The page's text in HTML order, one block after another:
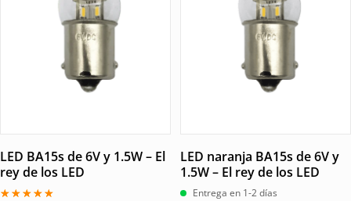
LED BA15s de 6V y 1.5W – El
rey de los LED
LED naranja BA15s de 6V y
1.5W – El rey de los LED
Entrega en 1-2 días